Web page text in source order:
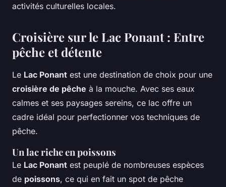
activités culturelles locales.
Croisière sur le Lac Ponant : Entre
pêche et détente
Le Lac Ponant est une destination de choix pour une
croisière de pêche à la mouche. Avec ses eaux
calmes et ses paysages sereins, ce lac offre un
cadre idéal pour perfectionner vos techniques de
pêche.
Un lac riche en poissons
Le Lac Ponant est peuplé de nombreuses espèces
de poissons, ce qui en fait un spot de pêche